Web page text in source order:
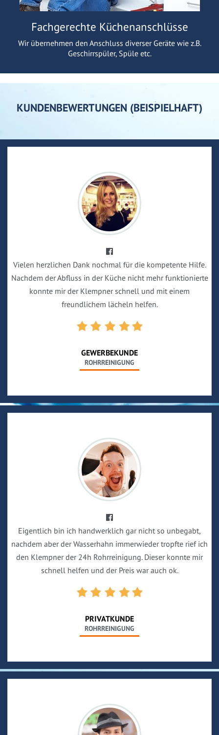
Fachgerechte Küchenanschlüsse
Wir übernehmen den Anschluss diverser Geräte wie z.B.
Geschirrspüler, Spüle etc.
KUNDENBEWERTUNGEN (BEISPIELHAFT)
Vielen herzlichen Dank nochmal für die kompetente Hilfe.
Nachdem der Abfluss in der Küche nicht mehr funktionierte
konnte mir der Klempner schnell und mit einem
freundlichem lächeln helfen.
GEWERBEKUNDE
ROHRREINIGUNG
Eigentlich bin ich handwerklich gar nicht so unbegabt,
nachdem aber der Wasserhahn immerwieder tropfte rief ich
den Klempner der 24h Rohrreinigung. Dieser konnte mir
schnell helfen und der Preis war auch ok.
PRIVATKUNDE
ROHRREINIGUNG